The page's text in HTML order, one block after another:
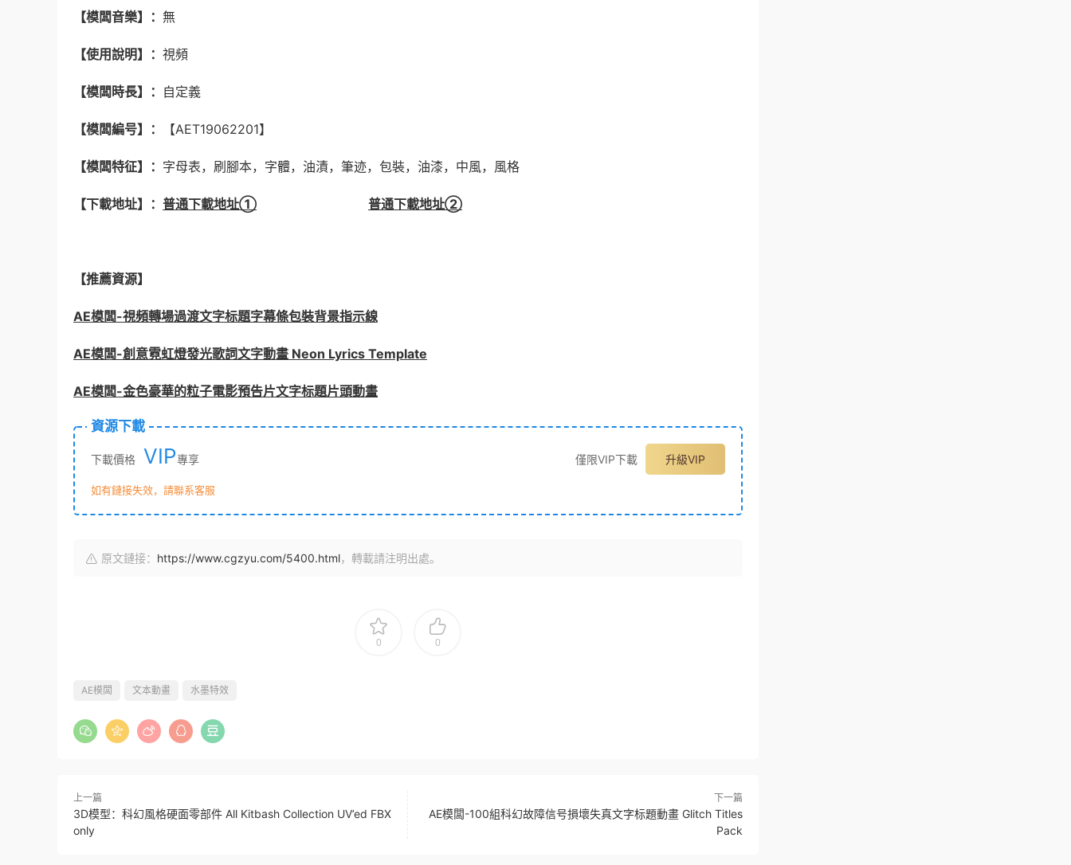
【模闆音樂】： 無
【使用說明】： 視頻
【模闆時長】： 自定義
【模闆編号】： 【AET19062201】
【模闆特征】： 字母表，刷腳本，字體，油漬，筆迹，包裝，油漆，中風，風格
【下載地址】： 普通下載地址① 普通下載地址②
【推薦資源】
AE模闆-視頻轉場過渡文字标題字幕條包裝背景指示線
AE模闆-創意霓虹燈發光歌詞文字動畫 Neon Lyrics Template
AE模闆-金色豪華的粒子電影預告片文字标題片頭動畫
資源下載
下載價格 VIP專享 僅限VIP下載 升級VIP
如有鏈接失效，請聯系客服
原文鏈接： https://www.cgzyu.com/5400.html，轉載請注明出處。
0 0
AE模闆 文本動畫 水墨特效
上一篇
3D模型：科幻風格硬面零部件 All Kitbash Collection UV’ed FBX
only
下一篇
AE模闆-100組科幻故障信号損壞失真文字标題動畫 Glitch Titles
Pack